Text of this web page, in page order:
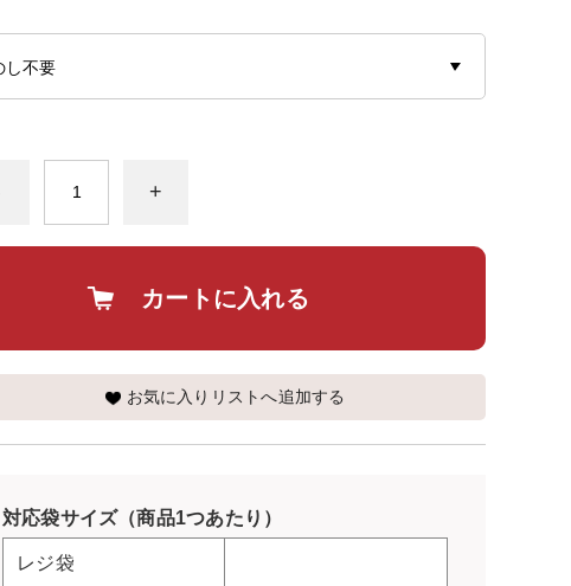
+
カートに入れる
お気に入りリストへ追加する
対応袋サイズ（商品1つあたり）
レジ袋